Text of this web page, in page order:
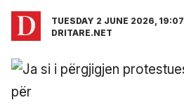
TUESDAY 2 JUNE 2026, 19:07
DRITARE.NET